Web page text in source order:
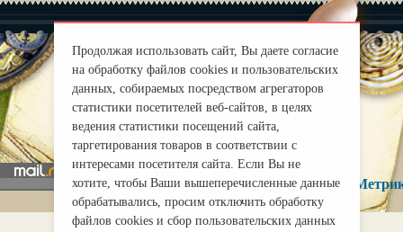
О нас |
Правила
mirprognoz@mail.ru
Продолжая использовать сайт, Вы даете согласие
на обработку файлов cookies и пользовательских
данных, собираемых посредством агрегаторов
статистики посетителей веб-сайтов, в целях
ведения статистики посещений сайта,
таргетирования товаров в соответствии с
интересами посетителя сайта. Если Вы не
хотите, чтобы Ваши вышеперечисленные данные
обрабатывались, просим отключить обработку
файлов cookies и сбор пользовательских данных